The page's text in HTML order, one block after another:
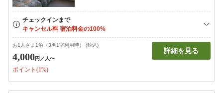
お1人さま1泊（3名1室利用時） (税込)
4,000円 ／人〜
ポイント(1%)
詳細を見る